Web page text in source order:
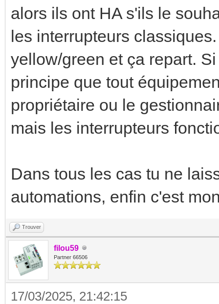
alors ils ont HA s'ils le
les interrupteurs
yellow/green et ça repart.
principe que tout
propriétaire ou le
mais les interrupteurs
Dans tous les cas tu ne
automations, enfin c'est
Trouver
filou59
Partner 66506
17/03/2025, 21:42:15